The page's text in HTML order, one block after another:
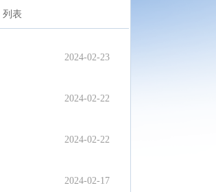
列表
2024-02-23
2024-02-22
2024-02-22
2024-02-17